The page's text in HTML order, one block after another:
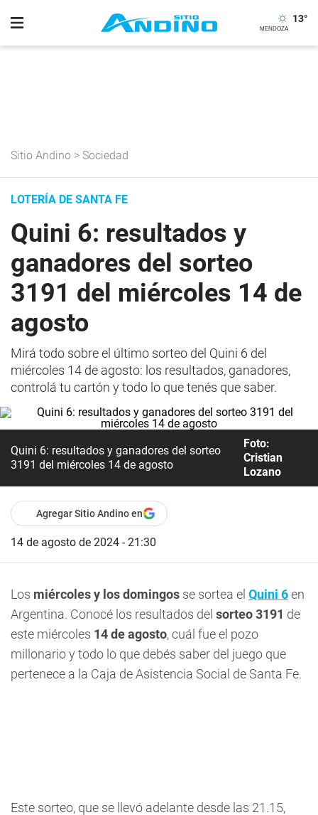
13°
Sitio Andino > Sociedad
LOTERÍA DE SANTA FE
Quini 6: resultados y
ganadores del sorteo
3191 del miércoles 14 de
agosto
Mirá todo sobre el último sorteo del Quini 6 del
miércoles 14 de agosto: los resultados, ganadores,
controlá tu cartón y todo lo que tenés que saber.
Quini 6: resultados y ganadores del sorteo
3191 del miércoles 14 de agosto
Foto:
Cristian
Lozano
Agregar Sitio Andino en
14 de agosto de 2024 - 21:30
Los miércoles y los domingos se sortea el Quini 6en
Argentina. Conocé los resultados del sorteo 3191 de
este miércoles 14 de agosto, cuál fue el pozo
millonario y todo lo que debés saber del juego que
pertenece a la Caja de Asistencia Social de Santa Fe.
Este sorteo, que se llevó adelante desde las 21.15,